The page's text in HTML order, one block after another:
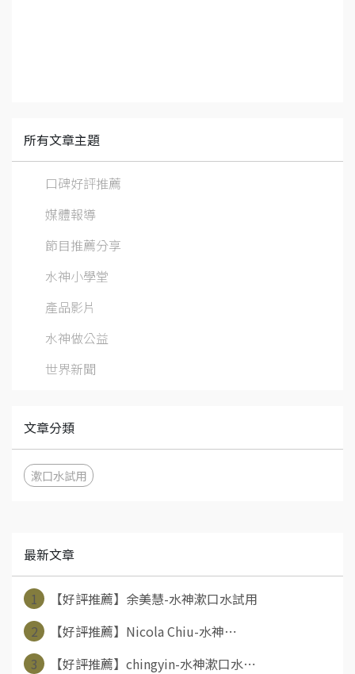
所有文章主題
口碑好評推薦
媒體報導
節目推薦分享
水神小學堂
產品影片
水神做公益
世界新聞
文章分類
漱口水試用
最新文章
1
【好評推薦】余美慧-水神漱口水試用
2
【好評推薦】Nicola Chiu-水神⋯
3
【好評推薦】chingyin-水神漱口水⋯